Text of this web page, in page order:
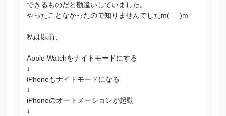
できるものだと勘違いしていました。
やったことなかったので知りませんでしたm(_ _)m
私は以前、
Apple Watchをナイトモードにする
↓
iPhoneもナイトモードになる
↓
iPhoneのオートメーションが起動
↓